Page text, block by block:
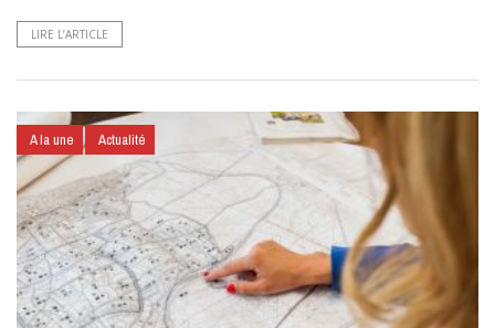
LIRE L’ARTICLE
A la une Actualité